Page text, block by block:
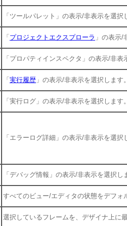
「ツールパレット」の表示/非表示を選択
「 プロジェクトエクスプローラ 」の表示/
「プロパティインスペクタ」の表示/非表
「 実行履歴 」の表示/非表示を選択します
「実行ログ」の表示/非表示を選択します
「エラーログ詳細」の表示/非表示を選択
「デバッグ情報」の表示/非表示を選択し
すべてのビュー/エディタの状態をデフォ
選択しているフレームを、デザイナ上に